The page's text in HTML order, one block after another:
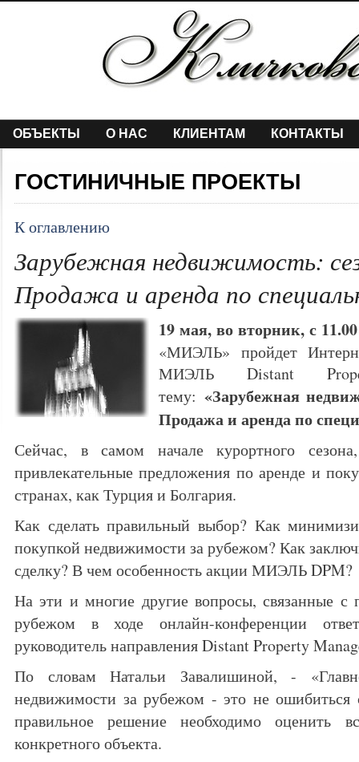
ОБЪЕКТЫ О НАС КЛИЕНТАМ КОНТАКТЫ
ГОСТИНИЧНЫЕ ПРОЕКТЫ
К оглавлению
Зарубежная недвижимость:
Продажа и аренда по
19 мая, во вторник, с
«МИЭЛЬ» пройдет
МИЭЛЬ Distant
тему: «Зарубежная
Продажа и аренда по
Сейчас, в самом начале курортного
привлекательные предложения по аренде и
странах, как Турция и Болгария.
Как сделать правильный выбор? Как
покупкой недвижимости за рубежом? Как
сделку? В чем особенность акции МИЭЛЬ DPM?
На эти и многие другие вопросы, связанные с
рубежом в ходе онлайн-конференции
руководитель направления Distant Property
По словам Натальи Завалишиной, -
недвижимости за рубежом - это не
правильное решение необходимо оценить
конкретного объекта.